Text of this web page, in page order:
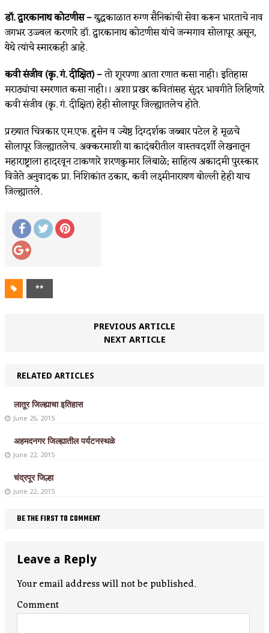
डॉ. द्वारकानाथ कोटणीस –युद्धकाळात रुग्ण सैनिकांची सेवा करून भारताचे नाव
जगभर उज्ज्वल करणारे डॉ. द्वारकानाथ कोटणीस यांचे जन्मगाव सोलापूर असून,
येथे त्यांचे स्मारकही आहे.
कवी संजीव (कृ. गं. दीक्षित) –तो शूरपणा आता रणात कसा नाही। इतिहास
मराठ्यांचा स्मरणात कसा नाही।। अशा प्रखर कवितांसह सुंदर भावगीते लिहिणारे
कवी संजीव (कृ. गं. दीक्षित) हेही सोलापूर जिल्ह्यातलेच होते.
प्रख्यात चित्रकार एम.एफ. हुसेन व ज्येष्ठ दिग्दर्शक जब्बार पटेल हे मूळचे
सोलापूर जिल्ह्यातलेच. अक्करमाशी या कादंबरीतील वास्तवदर्शी लेखनातून
महाराष्ट्राला हादरवून टाकणारे शरणकुमार लिंबाळे; साहित्य अकादमी पुरस्कार
विजेते अनुवादक प्रा. निशिकांत ठकार, कवी लक्ष्मीनारायण बोल्ली हेही याच
जिल्ह्यातले.
**
PREVIOUS ARTICLE
NEXT ARTICLE
RELATED ARTICLES
लातूर जिल्ह्याचा इतिहास
June 26, 2015
अहमदनगर जिल्ह्यातील पर्यटनस्थळे
June 22, 2015
चंद्रपूर जिल्हा
June 22, 2015
BE THE FIRST TO COMMENT
Leave a Reply
Your email address will not be published.
Comment